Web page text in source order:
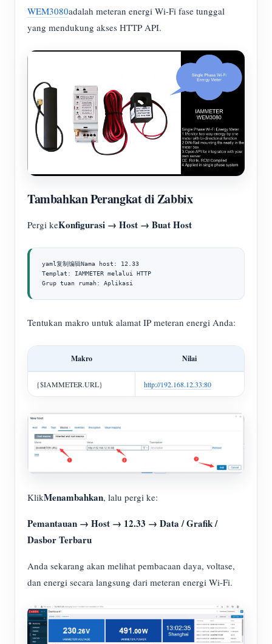
WEM3080adalah meteran energi Wi-Fi fase tunggal
yang mendukung akses HTTP API.
Tambahkan Perangkat di Zabbix
Pergi keKonfigurasi → Host → Buat Host
yaml复制编辑Nama host: 12.33
Templat: IAMMETER melalui HTTP
Grup tuan rumah: Aplikasi
Tentukan makro untuk alamat IP meteran energi Anda:
Makro Nilai
{$IAMMETER.URL} http://192.168.12.33:80
KlikMenambahkan, lalu pergi ke:
Pemantauan → Host → 12.33 → Data / Grafik /
Dasbor Terbaru
Anda sekarang akan melihat pembacaan daya, voltase,
dan energi secara langsung dari meteran energi Wi-Fi.